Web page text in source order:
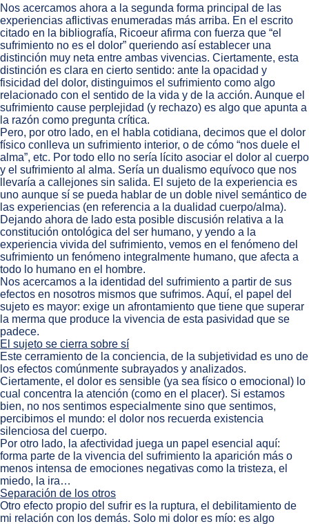
Nos acercamos ahora a la segunda forma principal de las
experiencias aflictivas enumeradas más arriba. En el escrito
citado en la bibliografía, Ricoeur afirma con fuerza que “el
sufrimiento no es el dolor” queriendo así establecer una
distinción muy neta entre ambas vivencias. Ciertamente, esta
distinción es clara en cierto sentido: ante la opacidad y
fisicidad del dolor, distinguimos el sufrimiento como algo
relacionado con el sentido de la vida y de la acción. Aunque el
sufrimiento cause perplejidad (y rechazo) es algo que apunta a
la razón como pregunta crítica.
Pero, por otro lado, en el habla cotidiana, decimos que el dolor
físico conlleva un sufrimiento interior, o de cómo “nos duele el
alma”, etc. Por todo ello no sería lícito asociar el dolor al cuerpo
y el sufrimiento al alma. Sería un dualismo equívoco que nos
llevaría a callejones sin salida. El sujeto de la experiencia es
uno aunque sí se pueda hablar de un doble nivel semántico de
las experiencias (en referencia a la dualidad cuerpo/alma).
Dejando ahora de lado esta posible discusión relativa a la
constitución ontológica del ser humano, y yendo a la
experiencia vivida del sufrimiento, vemos en el fenómeno del
sufrimiento un fenómeno integralmente humano, que afecta a
todo lo humano en el hombre.
Nos acercamos a la identidad del sufrimiento a partir de sus
efectos en nosotros mismos que sufrimos. Aquí, el papel del
sujeto es mayor: exige un afrontamiento que tiene que superar
la merma que produce la vivencia de esta pasividad que se
padece.
El sujeto se cierra sobre sí
Este cerramiento de la conciencia, de la subjetividad es uno de
los efectos comúnmente subrayados y analizados.
Ciertamente, el dolor es sensible (ya sea físico o emocional) lo
cual concentra la atención (como en el placer). Si estamos
bien, no nos sentimos especialmente sino que sentimos,
percibimos el mundo: el dolor nos recuerda existencia
silenciosa del cuerpo.
Por otro lado, la afectividad juega un papel esencial aquí:
forma parte de la vivencia del sufrimiento la aparición más o
menos intensa de emociones negativas como la tristeza, el
miedo, la ira…
Separación de los otros
Otro efecto propio del sufrir es la ruptura, el debilitamiento de
mi relación con los demás. Solo mi dolor es mío: es algo